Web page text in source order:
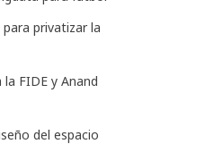
privatizar la
FIDE y Anand
del espacio